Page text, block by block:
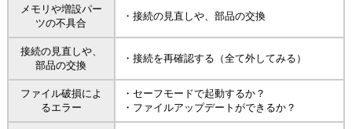
メモリや増設パー
ツの不具合
・接続の見直しや、部品の交換
接続の見直しや、
部品の交換
・接続を再確認する（全て外してみる）
ファイル破損によ
るエラー
・セーフモードで起動するか？
・ファイルアップデートができるか？